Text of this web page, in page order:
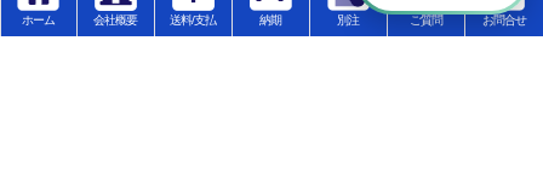
ホーム 会社概要 送料/支払 納期 別注 ご質問 お問合せ
ワークアップ株式会社